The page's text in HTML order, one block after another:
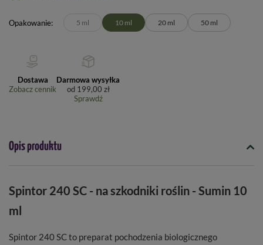
Opakowanie 5 ml 10 ml 20 ml 50 ml
Dostawa
Zobacz cennik
Darmowa wysyłka
od 199,00 zł
Sprawdź
Opis produktu
Spintor 240 SC - na szkodniki roślin - Sumin 10
ml
Spintor 240 SC to preparat pochodzenia biologicznego